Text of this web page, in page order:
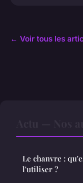
← Voir tous les
Le chanvre :
l'utiliser ?